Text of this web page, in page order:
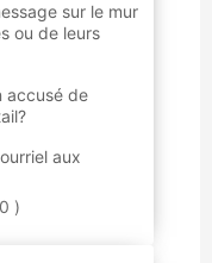
sur le mur
ou de leurs
accusé de
aux
)